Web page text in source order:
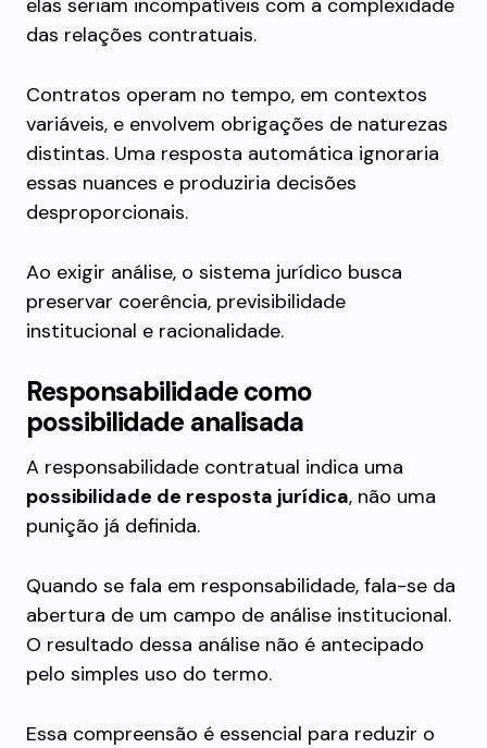
elas seriam incompatíveis com a complexidade
das relações contratuais.
Contratos operam no tempo, em contextos
variáveis, e envolvem obrigações de naturezas
distintas. Uma resposta automática ignoraria
essas nuances e produziria decisões
desproporcionais.
Ao exigir análise, o sistema jurídico busca
preservar coerência, previsibilidade
institucional e racionalidade.
Responsabilidade como
possibilidade analisada
A responsabilidade contratual indica uma
possibilidade de resposta jurídica, não uma
punição já definida.
Quando se fala em responsabilidade, fala-se da
abertura de um campo de análise institucional.
O resultado dessa análise não é antecipado
pelo simples uso do termo.
Essa compreensão é essencial para reduzir o